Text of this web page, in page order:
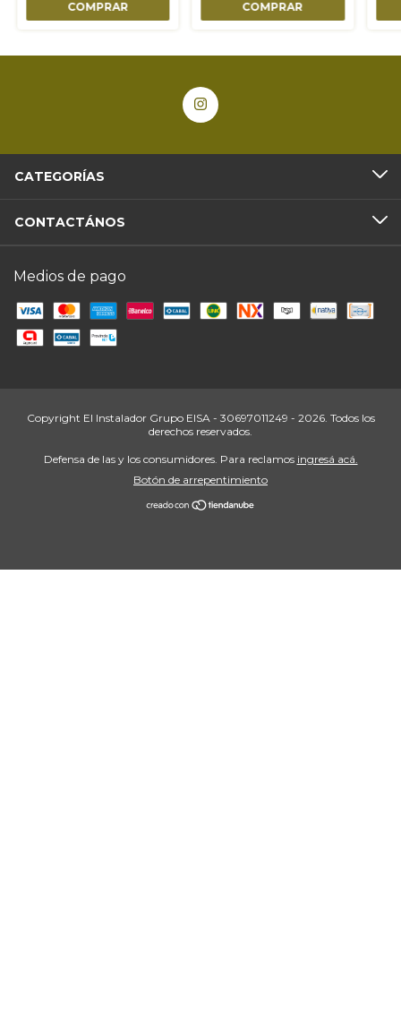
CATEGORÍAS
CONTACTÁNOS
Medios de pago
Copyright El Instalador Grupo EISA - 30697011249 - 2026. Todos los
derechos reservados.
Defensa de las y los consumidores. Para reclamos ingresá acá.
Botón de arrepentimiento